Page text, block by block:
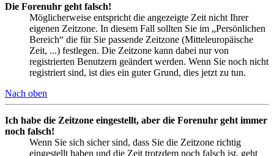
Die Forenuhr geht falsch!
Möglicherweise entspricht die angezeigte Zeit nicht Ihrer
eigenen Zeitzone. In diesem Fall sollten Sie im „Persönlichen
Bereich“ die für Sie passende Zeitzone (Mitteleuropäische
Zeit, ...) festlegen. Die Zeitzone kann dabei nur von
registrierten Benutzern geändert werden. Wenn Sie noch nicht
registriert sind, ist dies ein guter Grund, dies jetzt zu tun.
Nach oben
Ich habe die Zeitzone eingestellt, aber die Forenuhr geht immer
noch falsch!
Wenn Sie sich sicher sind, dass Sie die Zeitzone richtig
eingestellt haben und die Zeit trotzdem noch falsch ist, geht